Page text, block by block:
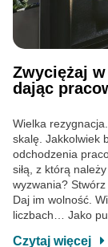
Zwyciężaj
dając
Wielka
skalę. Jakkolwiek
odchodzenia
siłą, z którą
wyzwania?
Daj im wolność.
liczbach… Jako
Czytaj więcej